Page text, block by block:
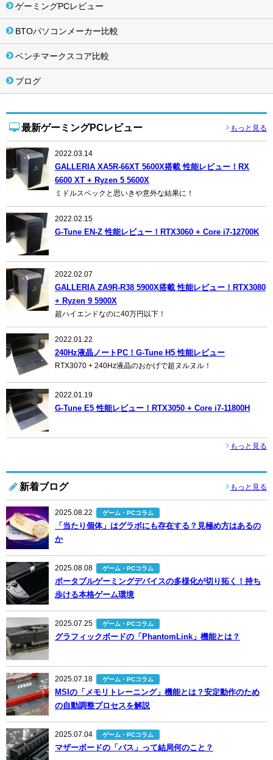
ゲーミングPCレビュー
BTOパソコンメーカー比較
ベンチマークスコア比較
ブログ
最新ゲーミングPCレビュー もっと見る
2022.03.14
GALLERIA XA5R-66XT 5600X搭載 性能レビュー！RX
6600 XT + Ryzen 5 5600X
ミドルスペックと思いきや意外な結果に！
2022.02.15
G-Tune EN-Z 性能レビュー！RTX3060 + Core i7-12700K
2022.02.07
GALLERIA ZA9R-R38 5900X搭載 性能レビュー！RTX3080
+ Ryzen 9 5900X
超ハイエンドなのに40万円以下！
2022.01.22
240Hz液晶ノートPC！G-Tune H5 性能レビュー
RTX3070 + 240Hz液晶のおかげで超ヌルヌル！
2022.01.19
G-Tune E5 性能レビュー！RTX3050 + Core i7-11800H
もっと見る
新着ブログ もっと見る
2025.08.22 ゲーム・PCコラム
「当たり個体」はグラボにも存在する？見極め方はあるの
か
2025.08.08 ゲーム・PCコラム
ポータブルゲーミングデバイスの多様化が切り拓く！持ち
歩ける本格ゲーム環境
2025.07.25 ゲーム・PCコラム
グラフィックボードの「PhantomLink」機能とは？
2025.07.18 ゲーム・PCコラム
MSIの「メモリトレーニング」機能とは？安定動作のため
の自動調整プロセスを解説
2025.07.04 ゲーム・PCコラム
マザーボードの「バス」って結局何のこと？